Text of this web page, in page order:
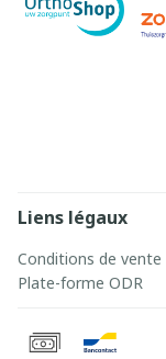
Liens légaux
Conditions de vente
Plate-forme ODR